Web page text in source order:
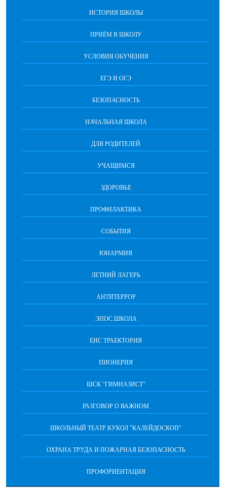
ИСТОРИЯ ШКОЛЫ
ПРИЁМ В ШКОЛУ
УСЛОВИЯ ОБУЧЕНИЯ
ЕГЭ И ОГЭ
БЕЗОПАСНОСТЬ
НАЧАЛЬНАЯ ШКОЛА
ДЛЯ РОДИТЕЛЕЙ
УЧАЩИМСЯ
ЗДОРОВЬЕ
ПРОФИЛАКТИКА
СОБЫТИЯ
ЮНАРМИЯ
ЛЕТНИЙ ЛАГЕРЬ
АНТИТЕРРОР
ЭПОС.ШКОЛА
ЕИС ТРАЕКТОРИЯ
ПИОНЕРИЯ
ШСК "ГИМНАЗИСТ"
РАЗГОВОР О ВАЖНОМ
ШКОЛЬНЫЙ ТЕАТР КУКОЛ "КАЛЕЙДОСКОП"
ОХРАНА ТРУДА И ПОЖАРНАЯ БЕЗОПАСНОСТЬ
ПРОФОРИЕНТАЦИЯ